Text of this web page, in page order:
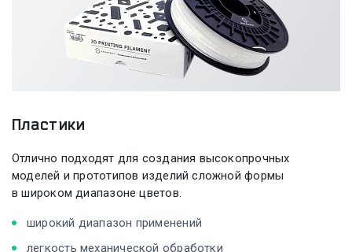
Пластики
Отлично подходят для создания высокопрочных
моделей и прототипов изделий сложной формы
в широком диапазоне цветов.
широкий диапазон применений
легкость механической обработки